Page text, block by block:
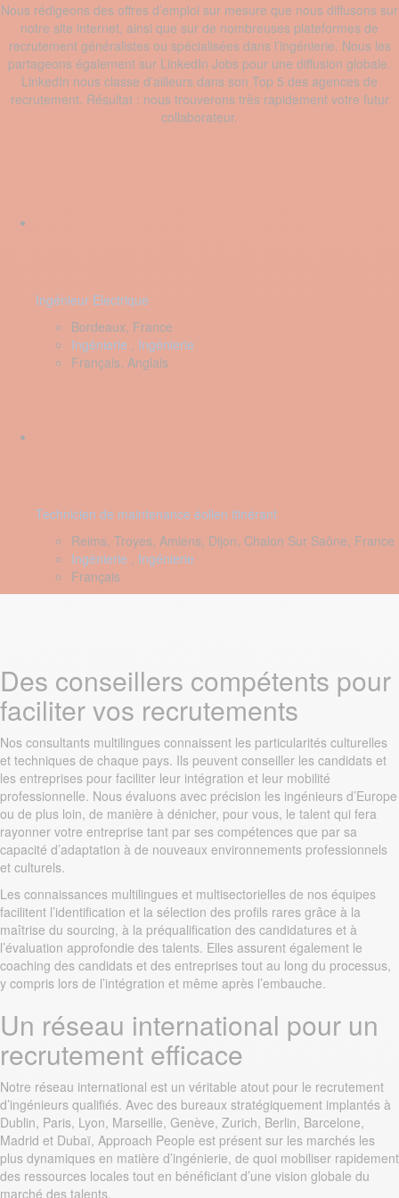
Nous rédigeons des offres d’emploi sur mesure que nous diffusons sur
notre site internet, ainsi que sur de nombreuses plateformes de
recrutement généralistes ou spécialisées dans l’ingénierie. Nous les
partageons également sur LinkedIn Jobs pour une diffusion globale.
LinkedIn nous classe d’ailleurs dans son Top 5 des agences de
recrutement. Résultat : nous trouverons très rapidement votre futur
collaborateur.
Ingénieur Electrique
Bordeaux, France
Ingénierie , Ingénierie
Français, Anglais
Technicien de maintenance éolien itinérant
Reims, Troyes, Amiens, Dijon, Chalon Sur Saône, France
Ingénierie , Ingénierie
Français
Des conseillers compétents pour
faciliter vos recrutements
Nos consultants multilingues connaissent les particularités culturelles
et techniques de chaque pays. Ils peuvent conseiller les candidats et
les entreprises pour faciliter leur intégration et leur mobilité
professionnelle. Nous évaluons avec précision les ingénieurs d’Europe
ou de plus loin, de manière à dénicher, pour vous, le talent qui fera
rayonner votre entreprise tant par ses compétences que par sa
capacité d’adaptation à de nouveaux environnements professionnels
et culturels.
Les connaissances multilingues et multisectorielles de nos équipes
facilitent l’identification et la sélection des profils rares grâce à la
maîtrise du sourcing, à la préqualification des candidatures et à
l’évaluation approfondie des talents. Elles assurent également le
coaching des candidats et des entreprises tout au long du processus,
y compris lors de l’intégration et même après l’embauche.
Un réseau international pour un
recrutement efficace
Notre réseau international est un véritable atout pour le recrutement
d’ingénieurs qualifiés. Avec des bureaux stratégiquement implantés à
Dublin, Paris, Lyon, Marseille, Genève, Zurich, Berlin, Barcelone,
Madrid et Dubaï, Approach People est présent sur les marchés les
plus dynamiques en matière d’ingénierie, de quoi mobiliser rapidement
des ressources locales tout en bénéficiant d’une vision globale du
marché des talents.